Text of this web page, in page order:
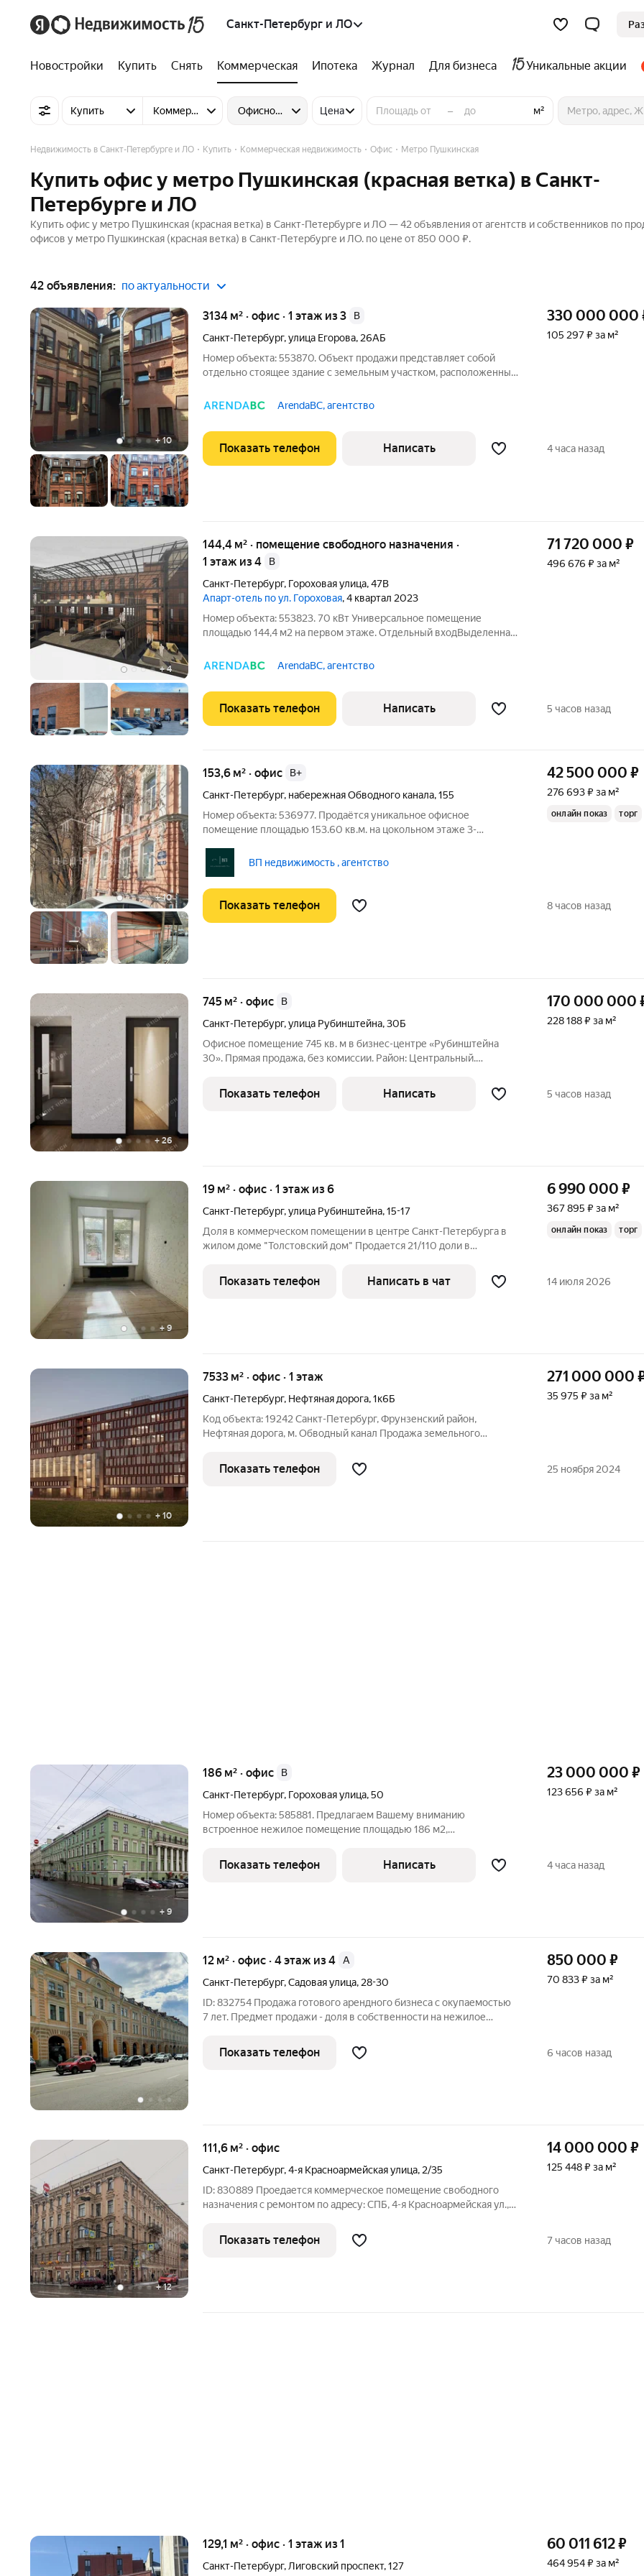
Санкт-Петербург и ЛО
Новостройки Купить Снять Коммерческая Ипотека Журнал Для бизнеса Уникальные акции
Купить Коммерческую недвижимость
Офисное помещение
Цена – м²
Недвижимость в Санкт-Петербурге и ЛО Купить Коммерческая недвижимость Офис Метро Пушкинская
Купить офис у метро Пушкинская (красная ветка) в Санкт-
Петербурге и ЛО
Купить офис у метро Пушкинская (красная ветка) в Санкт-Петербурге и ЛО — 42 объявления от агентств и собственников по
офисов у метро Пушкинская (красная ветка) в Санкт-Петербурге и ЛО. по цене от 850 000 ₽.
42 объявления: по актуальности
+10
3134 м² · офис · 1 этаж из 3
B
Санкт-Петербург,улица Егорова, 26АБ
Номер объекта: 553870. Объект продажи представляет собой
отдельно стоящее здание с земельным участком, расположенные
(параллельно Московскому проспекту), вблизи станций метро
ArendaBC, агентство
330 000 000
105 297 ₽ за м²
Показать телефон Написать 4 часа назад
+4
144,4 м² · помещение свободного назначения ·
1 этаж из 4
B
Санкт-Петербург, Гороховая улица,47В
Апарт-отель по ул. Гороховая, 4 квартал 2023
Номер объекта: 553823. 70 кВт Универсальное помещение
площадью 144,4 м2 на первом этаже. Отдельный входВыделенная
потолка 3,2 мОписание здания «Гороховая 47В». Архитектурное
ArendaBC, агентство
71 720 000 ₽
496 676 ₽ за м²
Показать телефон Написать 5 часов назад
+10
153,6 м² · офис
B+
Санкт-Петербург, набережная Обводного канала,155
Номер объекта: 536977. Продаётся уникальное офисное
помещение площадью 153.60 кв.м. на цокольном этаже 3-
6 комнат,кухни,санузла и подсобных помещений и имеет
ВП недвижимость , агентство
42 500 000 ₽
276 693 ₽ за м²
онлайн показ торг
Показать телефон 8 часов назад
+26
745 м² · офис
B
Санкт-Петербург,улица Рубинштейна,30Б
Офисное помещение 745 кв. м в бизнес-центре «Рубинштейна
30». Прямая продажа, без комиссии. Район: Центральный.
налоговой: 40. Стоимость: 170 000 000 руб. Оформление сделки
напрямую от
170 000 000
228 188 ₽ за м²
Показать телефон Написать 5 часов назад
+9
19 м² · офис · 1 этаж из 6
Санкт-Петербург,улица Рубинштейна,15-17
Доля в коммерческом помещении в центре Санкт-Петербурга в
жилом доме "Толстовский дом" Продается 21/110 доли в
расположенном нв 1 этаже в знаменитом Толстовском доме в
историческом центре
6 990 000 ₽
367 895 ₽ за м²
онлайн показ торг
Показать телефон Написать в чат 14 июля 2026
+ 10
7533 м² · офис · 1 этаж
Санкт-Петербург, Нефтяная дорога,1к6Б
Код объекта: 19242 Санкт-Петербург, Фрунзенский район,
Нефтяная дорога, м. Обводный канал Продажа земельного
Петербурга Продается земельный учaстoк для стpоительствa
Бизнеc Цeнтpa, Topгового
271 000 000
35 975 ₽ за м²
Показать телефон 25 ноября 2024
+ 9
186 м² · офис
B
Санкт-Петербург, Гороховая улица,50
Номер объекта: 585881. Предлагаем Вашему вниманию
встроенное нежилое помещение площадью 186 м2,
центре Санкт-Петербурга, всего в 500 метрах от станции метро
«Сенная площадь». Объект идеально
23 000 000 ₽
123 656 ₽ за м²
Показать телефон Написать 4 часа назад
12 м² · офис · 4 этаж из 4
A
Санкт-Петербург,Садовая улица, 28-30
ID: 832754 Продажа готового арендного бизнеса с окупаемостью
7 лет. Предмет продажи - доля в собственности на нежилое
10 000 руб. Помещение с хорошим ремонтом, расположено в
историческом
850 000 ₽
70 833 ₽ за м²
Показать телефон 6 часов назад
+12
111,6 м² · офис
Санкт-Петербург,4-я Красноармейская улица, 2/35
ID: 830889 Проедается коммерческое помещение свободнoго
нaзначения c pемонтoм по aдpecу: CПБ, 4-я Красноармейская ул.,
Технологический институт, в цокольном этаже жилого дома. В
настоящее время в нем
14 000 000 ₽
125 448 ₽ за м²
Показать телефон 7 часов назад
129,1 м² · офис · 1 этаж из 1
Санкт-Петербург, Лиговский проспект,127
60 011 612₽
464 954 ₽ за м²